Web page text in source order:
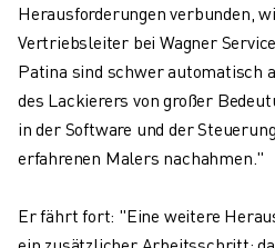
Herausforderungen verbunden,
Vertriebsleiter bei Wagner
Patina sind schwer automatisch
des Lackierers von großer
in der Software und der
erfahrenen Malers nachahmen."
Er fährt fort: "Eine weitere